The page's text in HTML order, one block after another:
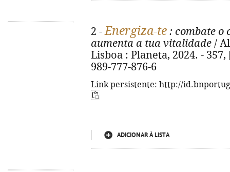
2 -Energiza-te : combate o
aumenta a tua vitalidade /
Lisboa : Planeta, 2024. -
989-777-876-6
Link persistente: http://
ADICIONAR À LISTA